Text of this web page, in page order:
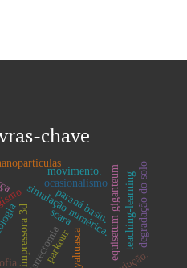
chave
impressora 3d scara
simulação numérica.equisetum giganteum
ovariectomia ayahuasca
ocasionalismo
movimento.
teaching-learning
paraná basin.
parkour degradação do solo